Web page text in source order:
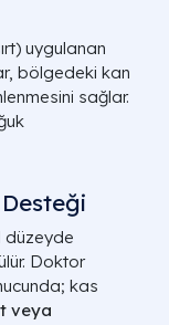
uygulanan
bölgedeki kan
sağlar.
düzeyde
Doktor
kas
veya